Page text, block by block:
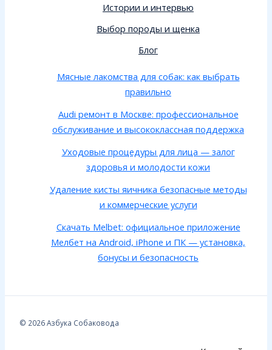
Истории и интервью
Выбор породы и щенка
Блог
Мясные лакомства для собак: как выбрать
правильно
Audi ремонт в Москве: профессиональное
обслуживание и высококлассная поддержка
Уходовые процедуры для лица — залог
здоровья и молодости кожи
Удаление кисты яичника безопасные методы
и коммерческие услуги
Скачать Melbet: официальное приложение
Мелбет на Android, iPhone и ПК — установка,
бонусы и безопасность
© 2026 Азбука Собаковода